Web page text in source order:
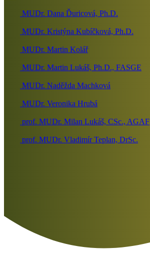
MUDr. Dana Ďuricová, Ph.D.
MUDr. Kristýna Kubíčková, Ph.D.
MUDr. Martin Kolář
MUDr. Martin Lukáš, Ph.D., FASGE
MUDr. Naděžda Machková
MUDr. Veronika Hrubá
prof. MUDr. Milan Lukáš, CSc., AGAF
prof. MUDr. Vladimír Teplan, DrSc.